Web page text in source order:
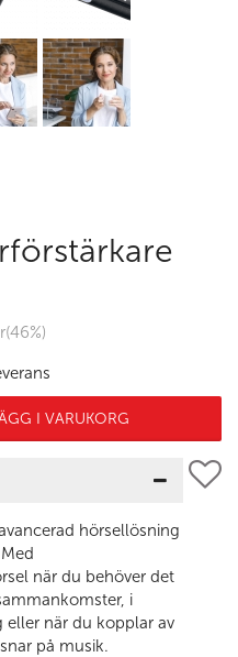
(46%)
I VARUKORG
hörsellösning
när du behöver det
i
när du kopplar av
på musik.